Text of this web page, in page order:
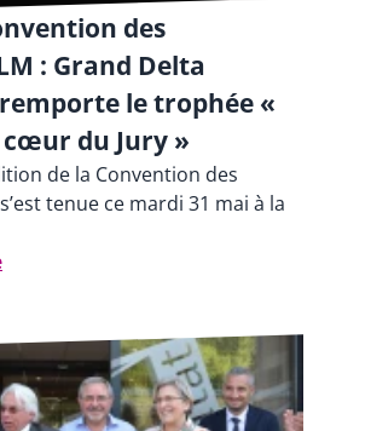
des
: Grand Delta
le trophée «
cœur du Jury »
de la Convention des
s’est tenue ce mardi 31 mai à la